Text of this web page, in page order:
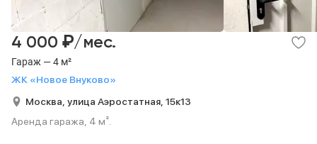
Гараж — 4 м²
ЖК «Новое Внуково»
4 000 ₽/мес.
Москва, улица Аэростатная, 15к13
Аренда гаража, 4 м².